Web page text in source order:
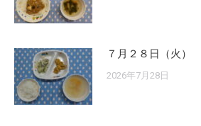
７月２８日（火）
2026年7月28日